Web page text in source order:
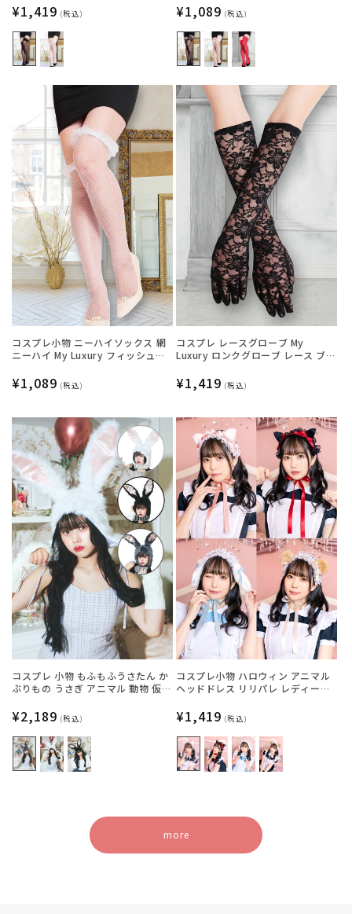
レディース フリーサイズ ブラック
【クリアストーン】
通
常
価
格
¥1,419 (税込)
ド レディース フリーサイズ ブラッ
ク【クリアストーン】
通
常
価
格
¥1,089 (税込)
コスプレ小物 ニーハイソックス 網
ニーハイ My Luxury フィッシュネ
リーサイズ ホワイト【クリアスト
ーン】
通
価
格
¥1,089 (税込)
コスプレ レースグローブ My
Luxury ロンクグローブ レース ブラ
ック【クリアストーン】
通
価
¥1,419 (税込)
コスプレ 小物 もふもふうさたん か
ぶりもの うさぎ アニマル 動物 仮装
ック【クリアストーン】
通
常
価
格
¥2,189 (税込)
コスプレ小物 ハロウィン アニマル
ヘッドドレス リリパレ レディース
ぎ/くま【クリアストーン】
通
常
価
格
¥1,419 (税込)
more